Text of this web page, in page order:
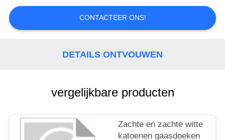
SITEMAP
CONTACTEER ONS!
DETAILS ONTVOUWEN
vergelijkbare producten
Zachte en zachte witte
katoenen gaasdoeken